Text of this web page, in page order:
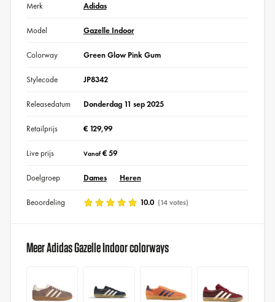
Merk Adidas
Model Gazelle Indoor
Colorway Green Glow Pink Gum
Stylecode JP8342
Releasedatum Donderdag 11 sep 2025
Retailprijs € 129,99
Live prijs Vanaf€ 59
Doelgroep Dames Heren
Beoordeling 10.0 (14 votes)
Meer Adidas Gazelle Indoor colorways